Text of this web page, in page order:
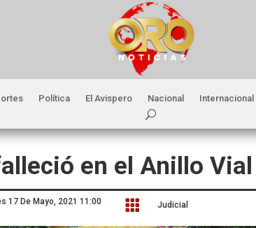
Política El Avispero Nacional Internacional
en el Anillo Vial
17 De Mayo, 2021 11:00
 Judicial